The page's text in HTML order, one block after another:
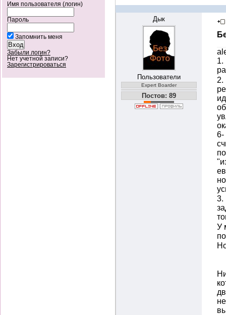
Имя пользователя (логин)
Пароль
Запомнить меня
Забыли логин?
Нет учетной записи?
Зарегистрироваться
Дык
Пользователи
Expert Boarder
Постов: 89
1.
2.
6-
3.
У